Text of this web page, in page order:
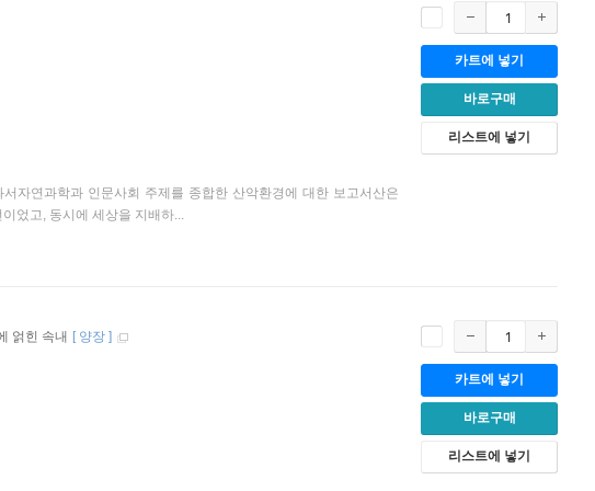
자연과학과 인문사회 주제를 종합한 산악환경에 대한 보고서산은
었고, 동시에 세상을 지배하...
카트에 넣기
바로구매
리스트에 넣기
얽힌 속내 [ 양장 ]
카트에 넣기
바로구매
리스트에 넣기